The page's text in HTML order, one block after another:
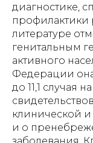
диагностике,
профилактики
литературе
генитальным
активного
Федерации она
до 11,1 случая
клинической и
и о